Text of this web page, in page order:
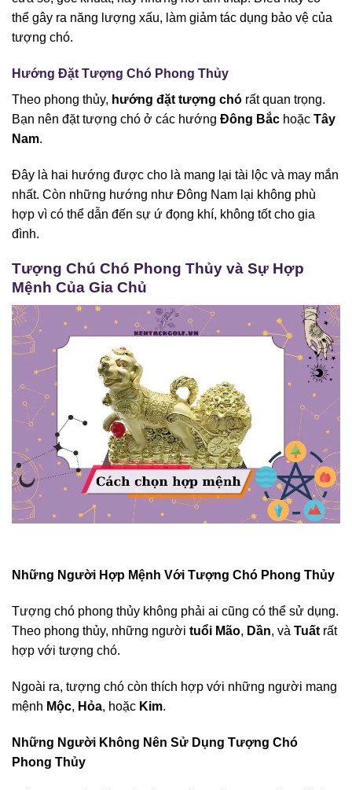
thể gây ra năng lượng xấu, làm giảm tác dụng bảo vệ của
tượng chó.
Hướng Đặt Tượng Chó Phong Thủy
Theo phong thủy, hướng đặt tượng chó rất quan trọng.
Bạn nên đặt tượng chó ở các hướng Đông Bắc hoặc Tây
Nam.
Đây là hai hướng được cho là mang lại tài lộc và may mắn
nhất. Còn những hướng như Đông Nam lại không phù
hợp vì có thể dẫn đến sự ứ đọng khí, không tốt cho gia
đình.
Tượng Chú Chó Phong Thủy và Sự Hợp
Mệnh Của Gia Chủ
Những Người Hợp Mệnh Với Tượng Chó Phong Thủy
Tượng chó phong thủy không phải ai cũng có thể sử dụng.
Theo phong thủy, những người tuổi Mão, Dần, và Tuất rất
hợp với tượng chó.
Ngoài ra, tượng chó còn thích hợp với những người mang
mệnh Mộc, Hỏa, hoặc Kim.
Những Người Không Nên Sử Dụng Tượng Chó
Phong Thủy